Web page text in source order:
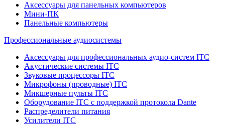
Аксессуары для панельных компьютеров
Мини-ПК
Панельные компьютеры
Профессиональные аудиосистемы
Аксессуары для профессиональных аудио-систем ITC
Акустические системы ITC
Звуковые процессоры ITC
Микрофоны (проводные) ITC
Микшерные пульты ITC
Оборудование ITC с поддержкой протокола Dante
Распределители питания
Усилители ITC